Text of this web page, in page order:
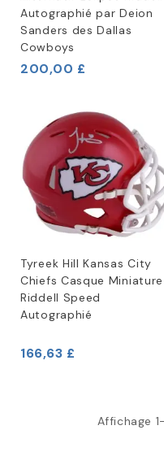
Autographié par Deion
Sanders des Dallas
Cowboys
200,00 £
Tyreek Hill Kansas City
Chiefs Casque Miniature
Riddell Speed
Autographié
166,63 £
Affichage